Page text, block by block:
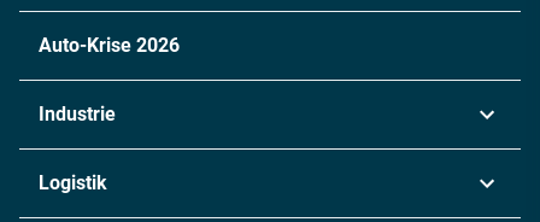
Auto-Krise 2026
Industrie
Logistik